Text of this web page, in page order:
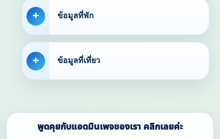
ข้อมูลที่พัก
ข้อมูลที่เที่ยว
พูดคุยกับแอดมินเพจของเรา คลิกเลยค่ะ